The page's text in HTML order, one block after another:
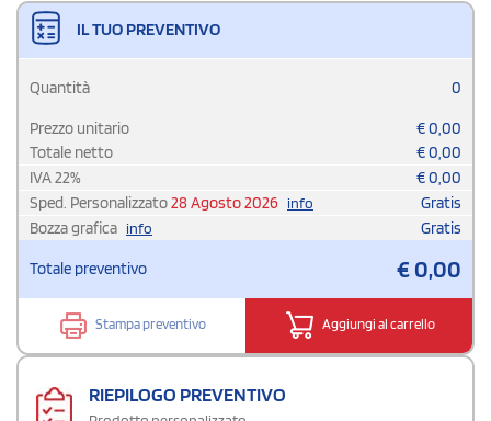
IL TUO PREVENTIVO
Quantità 0
Prezzo unitario €0,00
Totale netto
€0,00
IVA22% €0,00
Sped. Personalizzato28 Agosto 2026 info
Gratis
Bozza grafica info Gratis
Totale preventivo €0,00
Stampa preventivo Aggiungi al carrello
RIEPILOGO PREVENTIVO